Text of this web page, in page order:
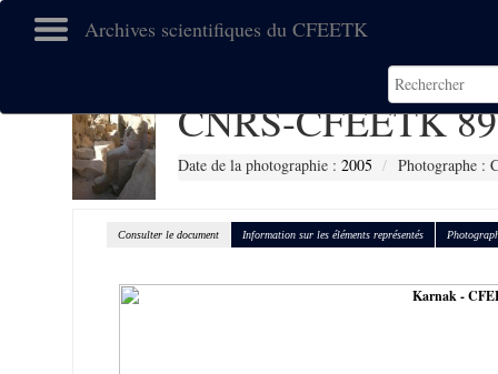
Archives scientifiques du CFEETK
CNRS-CFEETK
Date de la photographie : 2005 Photographe :
Consulter le document Information sur les éléments représentés